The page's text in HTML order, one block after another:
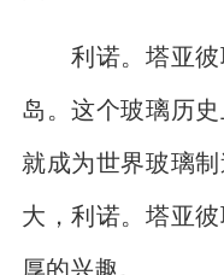
利诺。塔亚彼
岛。这个玻璃历
就成为世界玻璃
大，利诺。塔亚
厚的兴趣。